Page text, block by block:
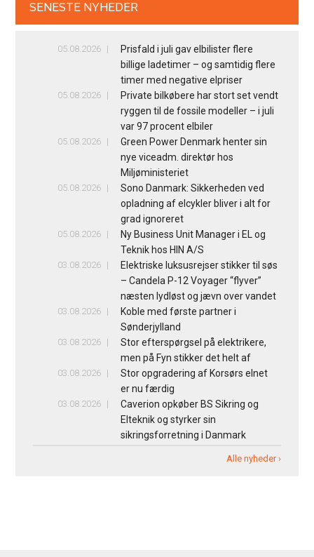
SENESTE NYHEDER
05.08.2026
Prisfald i juli gav elbilister flere
billige ladetimer – og samtidig flere
timer med negative elpriser
05.08.2026
Private bilkøbere har stort set vendt
ryggen til de fossile modeller – i juli
var 97 procent elbiler
05.08.2026
Green Power Denmark henter sin
nye viceadm. direktør hos
Miljøministeriet
05.08.2026
Sono Danmark: Sikkerheden ved
opladning af elcykler bliver i alt for
grad ignoreret
05.08.2026
Ny Business Unit Manager i EL og
Teknik hos HIN A/S
03.08.2026
Elektriske luksusrejser stikker til søs
– Candela P-12 Voyager “flyver”
næsten lydløst og jævn over vandet
03.08.2026
Koble med første partner i
Sønderjylland
03.08.2026
Stor efterspørgsel på elektrikere,
men på Fyn stikker det helt af
03.08.2026
Stor opgradering af Korsørs elnet
er nu færdig
03.08.2026
Caverion opkøber BS Sikring og
Elteknik og styrker sin
sikringsforretning i Danmark
Alle nyheder ›